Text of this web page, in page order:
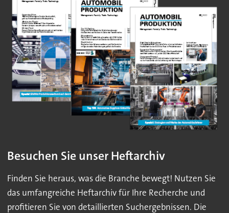
Besuchen Sie unser Heftarchiv
Finden Sie heraus, was die Branche bewegt! Nutzen Sie
das umfangreiche Heftarchiv für Ihre Recherche und
profitieren Sie von detaillierten Suchergebnissen. Die